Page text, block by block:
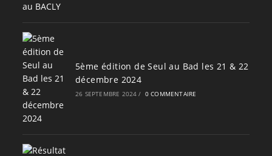
5ème édition de Seul au Bad les 21 & 22
décembre 2024
26 SEPTEMBRE 2024 / 0 COMMENTAIRE